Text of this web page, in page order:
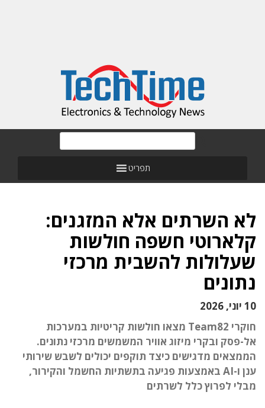
תפריט
לא השרתים אלא המזגנים:
קלארוטי חשפה חולשות
שעלולות להשבית מרכזי
נתונים
10 יוני, 2026
חוקרי Team82 מצאו חולשות קריטיות במערכות
אל-פסק ובקרי מיזוג אוויר המשמשים מרכזי נתונים.
הממצאים מדגישים כיצד תוקפים יכולים לשבש שירותי
ענן ו-AI באמצעות פגיעה בתשתיות החשמל והקירור,
מבלי לפרוץ כלל לשרתים